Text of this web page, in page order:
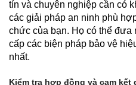
tín và chuyên nghiệp cần có
các giải pháp an ninh phù
chức của bạn. Họ có thể đưa
cấp các biện pháp bảo vệ
nhất.
Kiểm tra hợp đồng và cam kết